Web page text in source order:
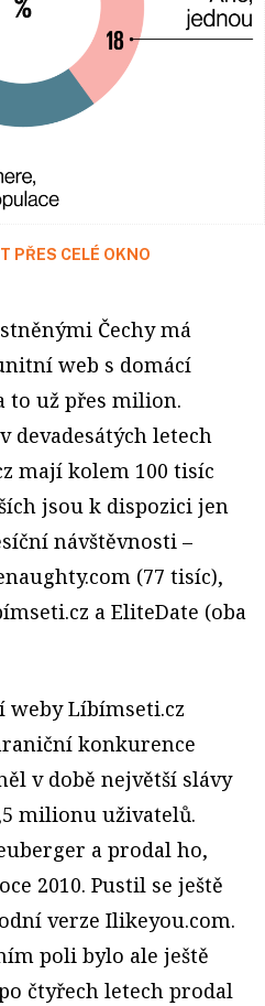
PŘES CELÉ OKNO
Čechy má
web s domácí
to už přes milion.
devadesátých letech
mají kolem 100 tisíc
jsou k dispozici jen
návštěvnosti –
(77 tisíc),
a EliteDate (oba
Líbímseti.cz
konkurence
v době největší slávy
milionu uživatelů.
a prodal ho,
2010. Pustil se ještě
verze Ilikeyou.com.
poli bylo ale ještě
čtyřech letech prodal